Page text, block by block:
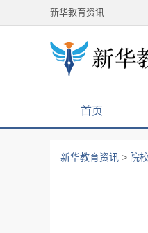
新华教育资讯
首页
新华教育资讯 > 院